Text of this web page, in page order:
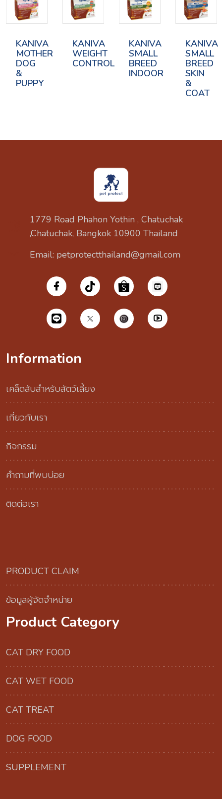
KANIVA
MOTHER
DOG
&
PUPPY
KANIVA
WEIGHT
CONTROL
KANIVA
SMALL
BREED
INDOOR
KANIVA
SMALL
BREED
SKIN
&
COAT
1779 Road Phahon Yothin , Chatuchak
,Chatuchak, Bangkok 10900 Thailand
Email: petprotectthailand@gmail.com
Information
เคล็ดลับสำหรับสัตว์เลี้ยง
เกี่ยวกับเรา
กิจกรรม
คำถามที่พบบ่อย
ติดต่อเรา
PRODUCT CLAIM
ข้อมูลผู้จัดจำหน่าย
Product Category
CAT DRY FOOD
CAT WET FOOD
CAT TREAT
DOG FOOD
SUPPLEMENT